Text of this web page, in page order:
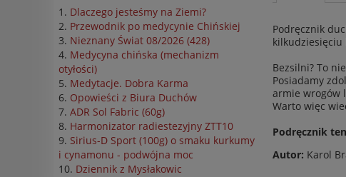
Dlaczego jesteśmy na Ziemi?
Przewodnik po medycynie Chińskiej
Nieznany Świat 08/2026 (428)
Medycyna chińska (mechanizm
otyłości)
Medytacje. Dobra Karma
Opowieści z Biura Duchów
ADR Sol Fabric (60g)
Harmonizator radiestezyjny ZTT10
Sirius-D Sport (100g) o smaku kurkumy
i cynamonu - podwójna moc
Dziennik z Mysłakowic
Podręcznik
Bezsilni? To
Posiadamy
armie wrogów
Warto więc
Podręcznik
Autor: Karol